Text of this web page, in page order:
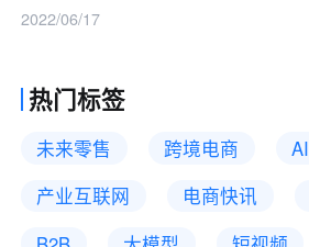
2022/06/17
热门标签
未来零售 跨境电商 AI
产业互联网
电商快讯